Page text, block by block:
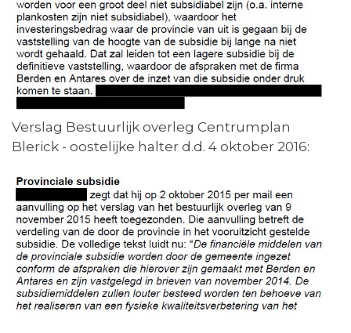
Verslag Bestuurlijk overleg Centrumplan
Blerick - oostelijke halter d.d. 4 oktober 2016: